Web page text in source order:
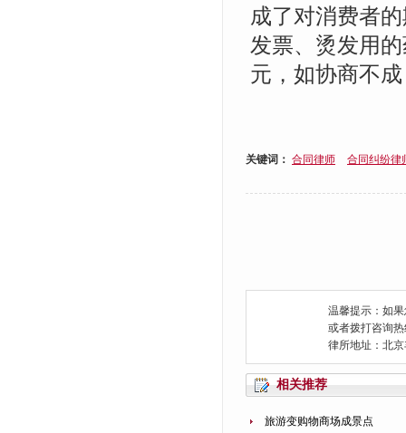
成了对消费者
发票、烫发用
元，如协商不
关键词： 合同律师 合同纠纷律
温馨提示：如
或者拨打咨询热
律所地址：北
相关推荐
旅游变购物商场成景点